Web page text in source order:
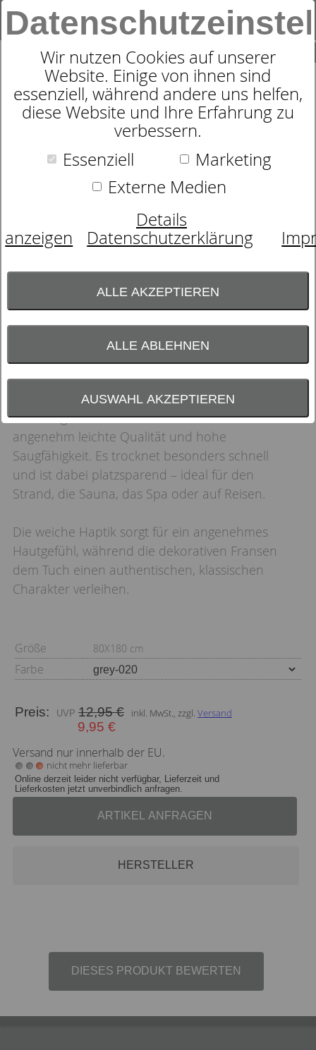
Wir nutzen Cookies auf unserer
Website. Einige von ihnen sind
essenziell, während andere uns helfen,
diese Website und Ihre Erfahrung zu
verbessern.
Essenziell
Marketing
Externe Medien
Details
anzeigen
Datenschutzerklärung
ALLE AKZEPTIEREN
ALLE ABLEHNEN
AUSWAHL AKZEPTIEREN
SUCHE
0
HAMAMTUCH STREIFEN
Gefertigt aus hochwertiger Baumwolle
überzeugt das Hamamtuch durch seine
angenehm leichte Qualität und hohe
Saugfähigkeit. Es trocknet besonders schnell
und ist dabei platzsparend – ideal für den
Strand, die Sauna, das Spa oder auf Reisen.
Die weiche Haptik sorgt für ein angenehmes
Hautgefühl, während die dekorativen Fransen
dem Tuch einen authentischen, klassischen
Charakter verleihen.
Größe 80X180 cm
Farbe
Preis:
12,95 €
9,95 €
inkl. MwSt., zzgl. Versand
Versand nur innerhalb der EU.
nicht mehr lieferbar
Online derzeit leider nicht verfügbar, Lieferzeit und
Lieferkosten jetzt unverbindlich anfragen.
ARTIKEL ANFRAGEN
HERSTELLER
DIESES PRODUKT BEWERTEN